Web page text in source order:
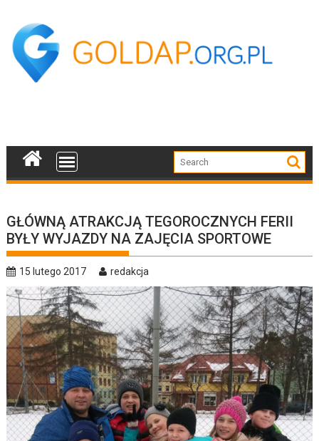
content
GŁÓWNĄ ATRAKCJĄ TEGOROCZNYCH FERII
BYŁY WYJAZDY NA ZAJĘCIA SPORTOWE
15 lutego 2017 redakcja